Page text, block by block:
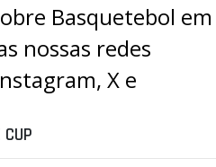
Basquetebol em
nossas redes
, X e
CUP